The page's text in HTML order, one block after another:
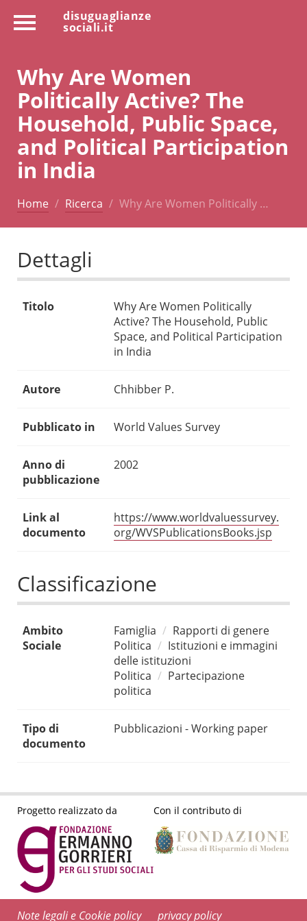
disuguaglianze
sociali.it
Why Are Women
Politically Active? The
Household, Public Space,
and Political Participation
in India
Home Ricerca Why Are Women Politically …
Dettagli
Titolo
Why Are Women Politically
Active? The Household, Public
Space, and Political Participation
in India
Autore Chhibber P.
Pubblicato in World Values Survey
Anno di
pubblicazione
2002
Link al
documento
https://www.worldvaluessurvey.
org/WVSPublicationsBooks.jsp
Classificazione
Ambito
Sociale
Famiglia
Rapporti di genere
Politica
Istituzioni e immagini
delle istituzioni
Politica
Partecipazione
politica
Tipo di
documento
Pubblicazioni - Working paper
Progetto realizzato da Con il contributo di
Note legali e Cookie policy privacy policy